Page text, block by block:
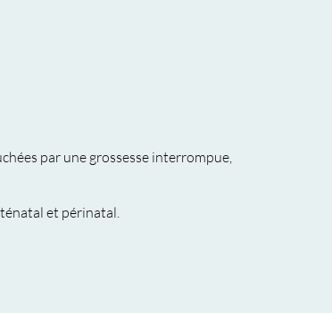
par une grossesse interrompue,
et périnatal.